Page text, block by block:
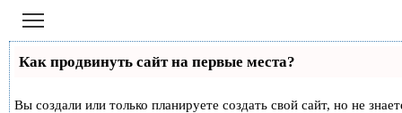
Перейти
контенту
Как продвинуть сайт на первые места?
Вы создали или только планируете создать свой сайт, но не